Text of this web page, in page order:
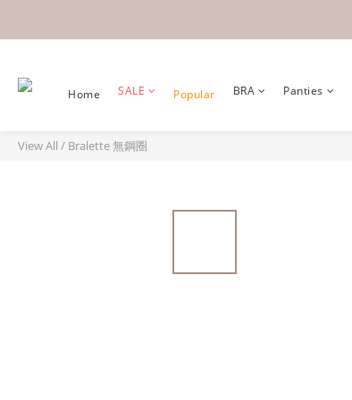
Home SALE Popular BRA Panties
View All / Bralette 無鋼圈